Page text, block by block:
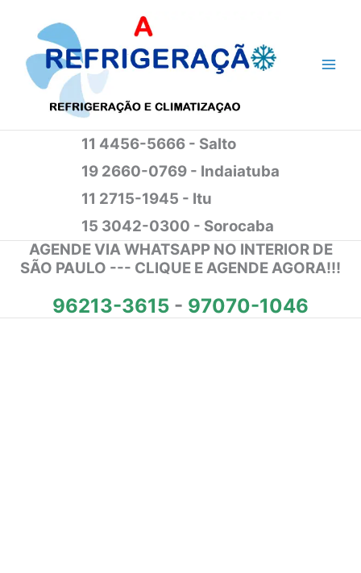
conteúdo
11 4456-5666 - Salto
19 2660-0769 - Indaiatuba
11 2715-1945 - Itu
15 3042-0300 - Sorocaba
AGENDE VIA WHATSAPP NO INTERIOR DE
SÃO PAULO --- CLIQUE E AGENDE AGORA!!!
96213-3615 - 97070-1046